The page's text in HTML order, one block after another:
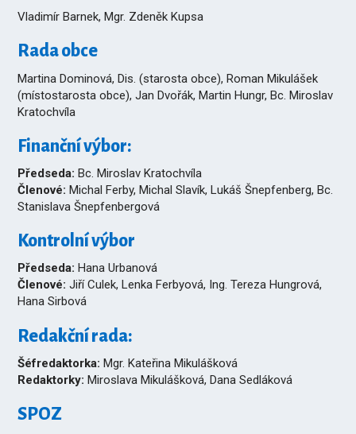
Vladimír Barnek, Mgr. Zdeněk Kupsa
Rada obce
Martina Dominová, Dis. (starosta obce), Roman Mikulášek
(místostarosta obce), Jan Dvořák, Martin Hungr, Bc. Miroslav
Kratochvíla
Finanční výbor:
Předseda:Bc. Miroslav Kratochvíla
Členové:Michal Ferby, Michal Slavík, Lukáš Šnepfenberg, Bc.
Stanislava Šnepfenbergová
Kontrolní výbor
Předseda: Hana Urbanová
Členové:Jiří Culek, Lenka Ferbyová, Ing. Tereza Hungrová,
Hana Sirbová
Redakční rada:
Šéfredaktorka:Mgr. Kateřina Mikulášková
Redaktorky:Miroslava Mikulášková, Dana Sedláková
SPOZ